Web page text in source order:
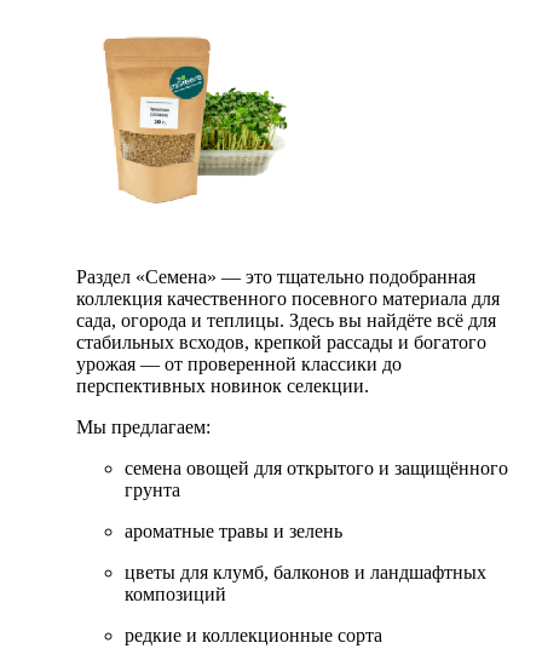
Раздел «Семена» — это тщательно подобранная
коллекция качественного посевного материала для
сада, огорода и теплицы. Здесь вы найдёте всё для
стабильных всходов, крепкой рассады и богатого
урожая — от проверенной классики до
перспективных новинок селекции.
Мы предлагаем:
семена овощей для открытого и защищённого
грунта
ароматные травы и зелень
цветы для клумб, балконов и ландшафтных
композиций
редкие и коллекционные сорта